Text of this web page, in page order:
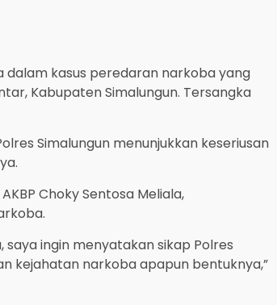
dalam kasus peredaran narkoba yang
Kabupaten Simalungun. Tersangka
Simalungun menunjukkan keseriusan
Choky Sentosa Meliala,
saya ingin menyatakan sikap Polres
kejahatan narkoba apapun bentuknya,”